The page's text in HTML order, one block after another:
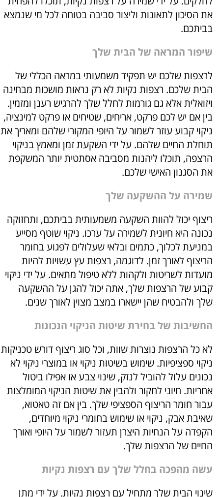
את הסיכון לתאונות וליצור סביבה בטוחה לכל מי שנמצא
בביתכם.
שיפור המראה של הבית שלך
לרצפות שלכם יש תפקיד משמעותי במראה הכללי של
הבית שלכם. רצפות נקיות לא רק נראות מושכות מבחינה
ויזואלית אלא גם גורמות לחלל שלך להרגיש רענן ומזמין.
בין אם יש לכם פרקט, אריחים, שטיחים או פרקט למינציה,
ניקוי קבוע עוזר לשמור על היופי המקורי שלהם ומאריך את
תוחלת החיים שלהם. על ידי השקעת זמן ומאמץ בניקוי
הרצפה, תוכלו ליהנות מסביבה אסתטית יותר המשקפת
את הסגנון האישי שלכם.
שמירה על ההשקעה שלך
ריצוף יכול להוות השקעה משמעותית בביתכם, ותחזוקה
נכונה היא חיונית לשמירה על ערכו. ניקוי שוטף מסייע
במניעת לכלוך, כתמים ובלאי שעלולים לפגוע בחומר
הריצוף לאורך זמן. לדוגמה, רצפות עץ עשויות להיות
מועדות לשריטות ולקהות ללא טיפול מתאים. על ידי ניקוי
קבוע של הרצפות שלך, אתה יכול להגן על ההשקעה
שלך ולהבטיח שהן יישארו במצב מצוין לאורך שנים.
החשיבות של בחירת שיטות הניקוי הנכונות
לא כל הרצפות נוצרות שוות, וכל סוג ריצוף דורש טכניקות
ניקוי ספציפיות. שימוש בשיטות ניקוי או במוצרי ניקוי לא
נכונים עלול להוביל לנזק, שינוי צבע או אפילו ביטול
אחריות. חיוני לחקור ולהבין את שיטות הניקוי המומלצות
עבור חומר הריצוף הספציפי שלך. בין אם זה טאטוא,
שאיבת אבק, ניקוי או שימוש בחומרי ניקוי מיוחדים,
הקפדה על הנחיות היצרן תעזור לשמור על היופי ואורך
החיים של הרצפות שלך.
עשה מהפכה בחלל שלך עם רצפות נקיות
שינוי הבית שלך מתחיל עם רצפות נקיות. על ידי מתן